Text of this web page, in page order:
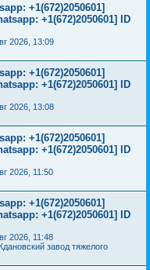
+1(672)2050601]
+1(672)2050601] ID
2026, 13:09
+1(672)2050601]
+1(672)2050601] ID
2026, 13:08
+1(672)2050601]
+1(672)2050601] ID
2026, 11:50
+1(672)2050601]
+1(672)2050601] ID
2026, 11:48
завод тяжелого